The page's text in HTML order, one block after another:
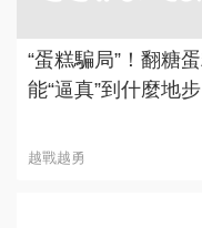
“蛋糕騙局”！翻糖
能“逼真”到什麼地步
越戰越勇